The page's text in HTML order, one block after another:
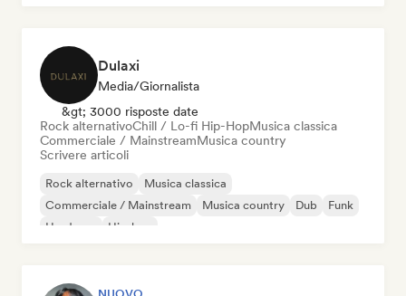
Dulaxi
Media/Giornalista
&gt; 3000 risposte date
Rock alternativoChill / Lo-fi Hip-HopMusica classica
Commerciale / MainstreamMusica country
Scrivere articoli
Rock alternativo
Musica classica
Commerciale / Mainstream
Musica country Dub
Funk
Hardcore
Hip-hop
NUOVO